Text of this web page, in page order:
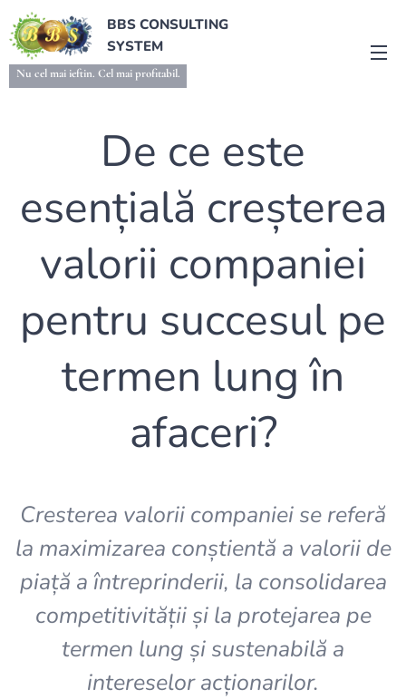
BBS CONSULTING
SYSTEM
Nu cel mai ieftin. Cel mai profitabil.
De ce este
esențială creșterea
valorii companiei
pentru succesul pe
termen lung în
afaceri?
Cresterea valorii companiei se referă
la maximizarea conștientă a valorii de
piață a întreprinderii, la consolidarea
competitivității și la protejarea pe
termen lung și sustenabilă a
intereselor acționarilor.